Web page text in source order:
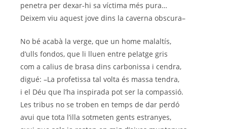
penetra per dexar-hi sa víctima més pura…
Deixem viu aquest jove dins la caverna obscura–
No bé acabà la verge, que un home malaltís,
d’ulls fondos, que li lluen entre pelatge gris
com a calius de brasa dins carbonissa i cendra,
digué: –La profetissa tal volta és massa tendra,
i el Déu que l’ha inspirada pot ser la compassió.
Les tribus no se troben en temps de dar perdó
avui que tota l’illa sotmeten gents estranyes,